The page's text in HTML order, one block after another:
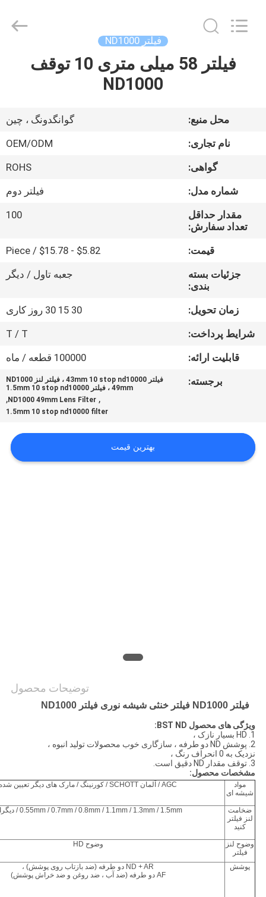
صفحه
محصولات
کنترل
درخواست
نقل
Technology
فیلتر ND1000
فیلتر 58 میلی متری 10 توقف
ND1000
محل منبع:
گوانگدونگ ، چین
نام تجاری:
OEM/ODM
گواهی:
ROHS
شماره مدل:
فیلتر دوم
مقدار حداقل
تعداد سفارش:
100
قیمت:
$5.82 - $15.78 / Piece
جزئیات بسته
بندی:
جعبه تاول / دیگر
زمان تحویل:
30 15 30 روز کاری
شرایط پرداخت:
T / T
قابلیت ارائه:
100000 قطعه / ماه
برجسته:
فیلتر 43mm 10 stop nd10000 ، فیلتر لنز ND1000
49mm ، فیلتر 1.5mm 10 stop nd10000
,
ND1000 49mm Lens Filter
,
1.5mm 10 stop nd10000 filter
بهترین قیمت
توضیحات محصول
فیلتر ND1000 فیلتر خنثی شیشه نوری فیلتر ND1000
ویژگی های محصول BST ND:
1. HD بسیار نازک ،
2. پوشش ND دو طرفه ، سازگاری خوب محصولات تولید انبوه ،
نزدیک به 0 انحراف رنگ ،
3. توقف مقدار ND دقیق است.
مشخصات محصول:
مواد
شیشه ای
AGC / آلمان SCHOTT / کورنینگ / مارک های دیگر تعیین شده
ضخامت
لنز فیلتر
کنید
0.55mm / 0.7mm / 0.8mm / 1.1mm / 1.3mm / 1.5mm / دیگران
وضوح لنز
فیلتر
وضوح HD
پوشش
ND + AR دو طرفه (ضد بازتاب روی پوشش) ،
AF دو طرفه (ضد آب ، ضد روغن و ضد خراش پوشش)